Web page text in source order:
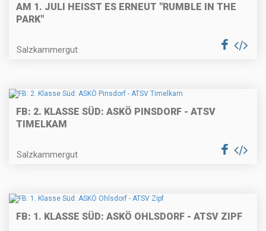
AM 1. JULI HEISST ES ERNEUT "RUMBLE IN THE P
ARK"
Salzkammergut
FB: 2. KLASSE SÜD: ASKÖ PINSDORF - ATSV
TIMELKAM
Salzkammergut
FB: 1. KLASSE SÜD: ASKÖ OHLSDORF - ATSV ZIPF